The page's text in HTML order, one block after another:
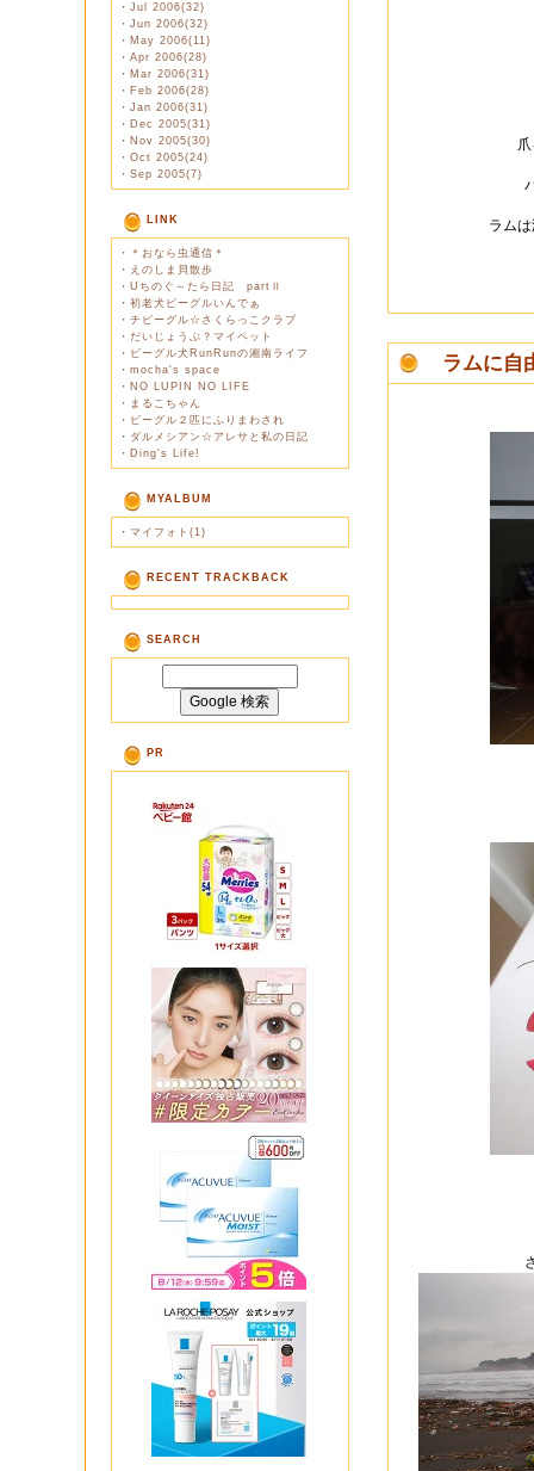
・ Jul 2006(32)
・ Jun 2006(32)
・ May 2006(11)
・ Apr 2006(28)
・ Mar 2006(31)
・ Feb 2006(28)
・ Jan 2006(31)
・ Dec 2005(31)
・ Nov 2005(30)
・ Oct 2005(24)
・ Sep 2005(7)
LINK
・
＊おなら虫通信＊
・ えのしま貝散歩
・ Uちのぐ～たら日記 partⅡ
・ 初老犬ビーグルいんでぁ
・ チビーグル☆さくらっこクラブ
・ だいじょうぶ？マイペット
・ ビーグル犬RunRunの湘南ライフ
・ mocha's space
・ NO LUPIN NO LIFE
・ まるこちゃん
・ ビーグル２匹にふりまわされ
・ ダルメシアン☆アレサと私の日記
・ Ding's Life!
MYALBUM
・ マイフォト(1)
RECENT TRACKBACK
SEARCH
PR
ラム
ラムに自